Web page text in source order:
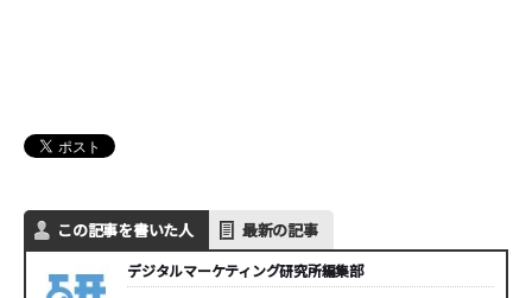
この記事を書いた人 最新の記事
デジタルマーケティング研究所編集部